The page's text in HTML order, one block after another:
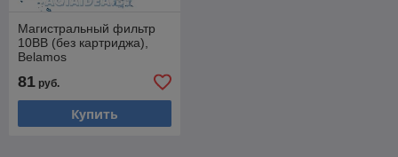
Магистральный фильтр
10ВВ (без картриджа),
Belamos
81 руб.
Купить